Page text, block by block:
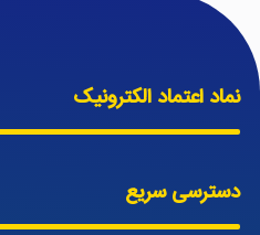
نماد اعتماد الکترونیک
دسترسی سریع